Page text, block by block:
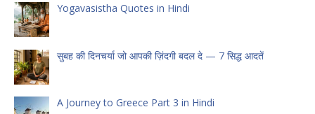
Yogavasistha Quotes in Hindi
सुबह की दिनचर्या जो आपकी ज़िंदगी बदल दे — 7 सिद्ध आदतें
A Journey to Greece Part 3 in Hindi